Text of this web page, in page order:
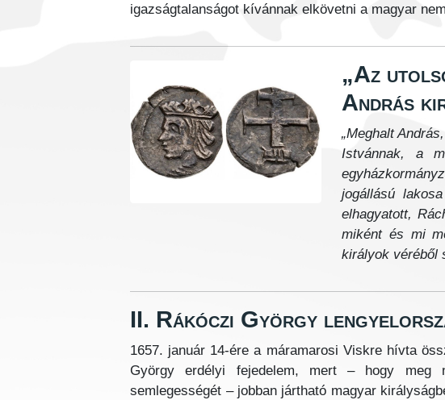
igazságtalanságot kívánnak elkövetni a magyar
„Az
András
„Meghalt
Istvánnak, a
jogállású
elhagyatott,
miként és mi
királyok véréből
II. Rákóczi György
1657. január 14-ére a máramarosi Viskre hívta
György erdélyi fejedelem, mert – hogy
semlegességét – jobban jártható magyar